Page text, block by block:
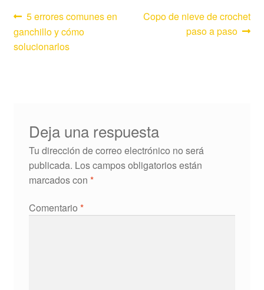
Navegación
de
Anterior:
5 errores comunes en
ganchillo y cómo
solucionarlos
Siguiente:
Copo de nieve de crochet
paso a paso
Deja una respuesta
Tu dirección de correo electrónico no será
publicada. Los campos obligatorios están
marcados con *
Comentario *